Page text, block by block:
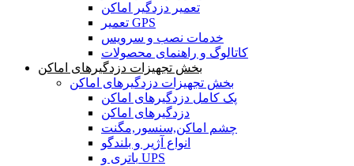
تعمیر دزدگیر اماکن
تعمیر GPS
خدمات نصب و سرویس
کاتالوگ و راهنمای محصولات
بخش تجهیزات دزدگیرهای اماکن
بخش تجهیزات دزدگیرهای اماکن
پک کامل دزدگیرهای اماکن
دزدگیرهای اماکن
چشم اماکن,سنسور,مگنت
انواع آژیر و بلندگو
باتری و UPS